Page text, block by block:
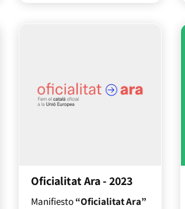
Oficialitat Ara - 2023
Manifiesto“Oficialitat Ara”